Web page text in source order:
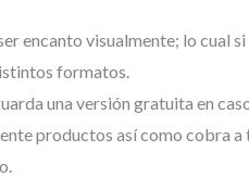
encanto visualmente; lo cual
formatos.
una versión gratuita en
productos así­ como cobra